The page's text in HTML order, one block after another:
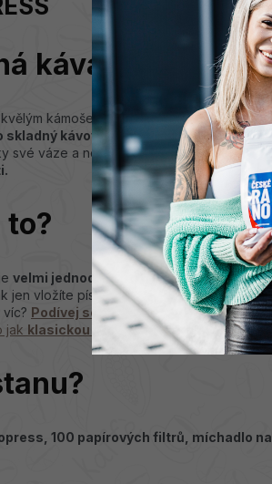
káva na jedno
kámošem pro ty, co si chtějí dopřát
kávovar,
který si získal díky své
své váze a nerozbitnému tělu je
to?
velmi jednoduchá
, do aeropressu
jen vložíte píst, pomocí kterého protlačíte
Podívej se na náš článek ,kde přesně
jak klasickou tak i inverzní metodu.
100 papírových filtrů, míchadlo